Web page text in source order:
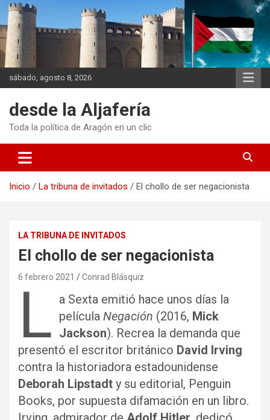
Saltar
contenido
sábado, agosto 8, 2026
desde la Aljafería
Toda la política de Aragón en un clic
Inicio La tribuna de invitados El chollo de ser negacionista
LA TRIBUNA DE INVITADOS
El chollo de ser negacionista
6 febrero 2021 Conrad Blásquiz
L a Sexta emitió hace unos días la
película Negación (2016, Mick
Jackson). Recrea la demanda que
presentó el escritor británico David Irving
contra la historiadora estadounidense
Deborah Lipstadt y su editorial, Penguin
Books, por supuesta difamación en un libro.